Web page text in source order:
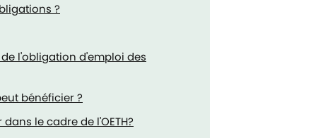
?
l'obligation d'emploi des
bénéficier ?
le cadre de l'OETH?